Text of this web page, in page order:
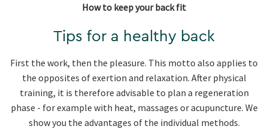
How to keep your back fit
Tips for a healthy back
First the work, then the pleasure. This motto also applies to
the opposites of exertion and relaxation. After physical
training, it is therefore advisable to plan a regeneration
phase - for example with heat, massages or acupuncture. We
show you the advantages of the individual methods.